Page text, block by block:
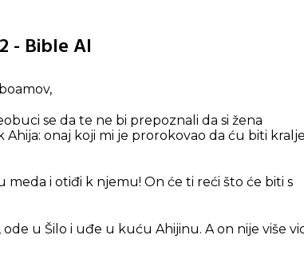
- Bible AI
se da te ne bi prepoznali da si žena
Ahija: onaj koji mi je prorokovao da ću biti
meda i otiđi k njemu! On će ti reći što će biti s
u Šilo i uđe u kuću Ahijinu. A on nije više